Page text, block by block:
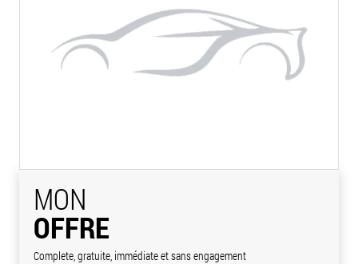
MON
OFFRE
Complete, gratuite, immédiate et sans engagement